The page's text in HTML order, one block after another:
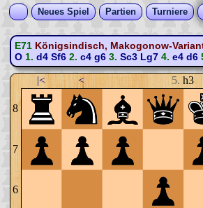
Neues Spiel Partien Turniere
E71 Königsindisch, Makogonow-
O1. d4 Sf62. c4 g63. Sc3 Lg74. e4 d6
|< < 5. h3
8
7
6